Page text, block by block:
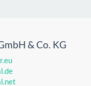
& Co. KG